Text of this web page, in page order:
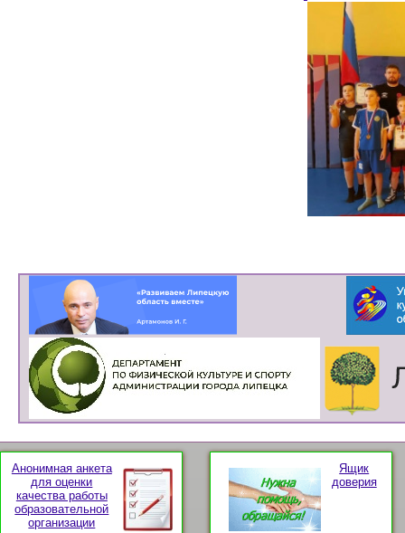
Анонимная анкета
для оценки
качества работы
образовательной
организации
Ящик
доверия